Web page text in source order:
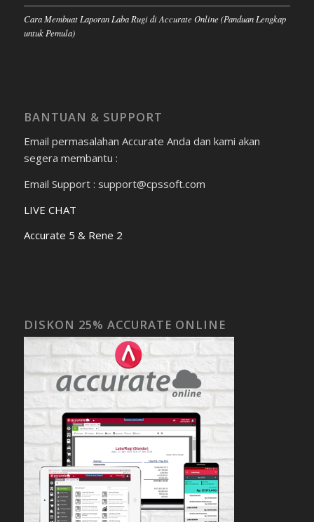
Cara Membuat Laporan Laba Rugi di Accurate Online (Panduan Lengkap
untuk Pemula)
BANTUAN & SUPPORT
Email permasalahan Accurate Anda dan kami akan
segera membantu :
Email Support : support@cpssoft.com
LIVE CHAT
Accurate 5 & Rene 2
DISKON 25% ACCURATE ONLINE